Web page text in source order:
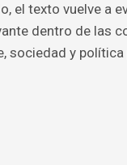
el texto vuelve a
dentro de las
sociedad y